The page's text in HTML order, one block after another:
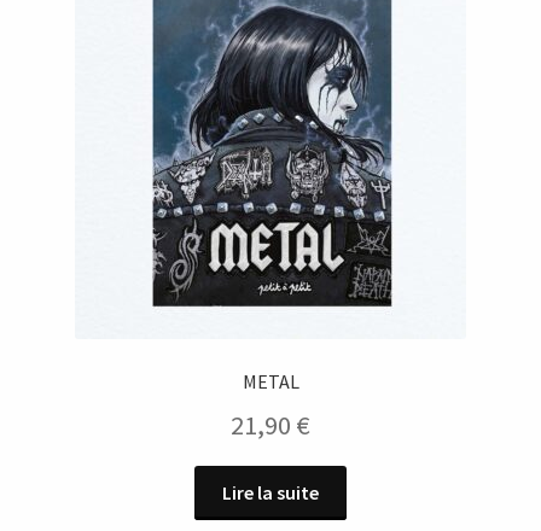
METAL
21,90 €
Lire la suite